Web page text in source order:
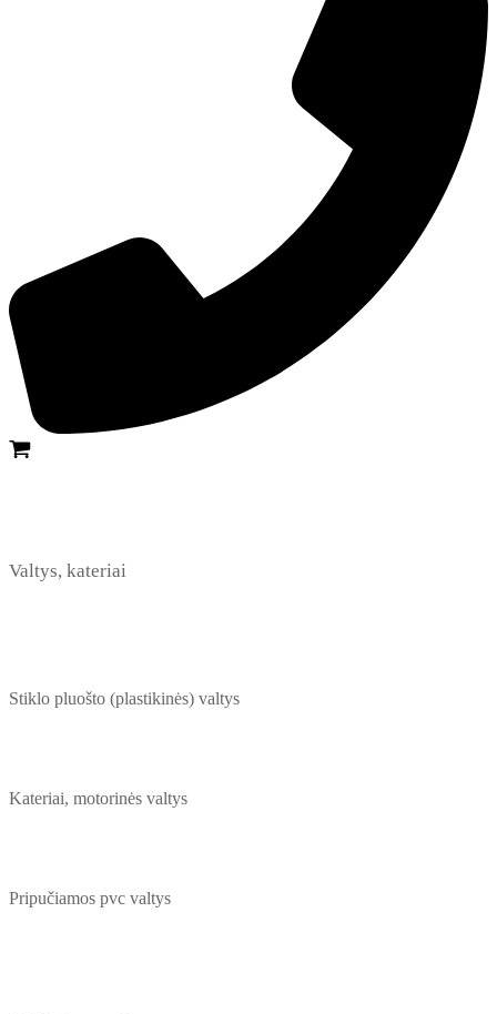
Valtys, kateriai
Stiklo pluošto (plastikinės) valtys
Kateriai, motorinės valtys
Pripučiamos pvc valtys